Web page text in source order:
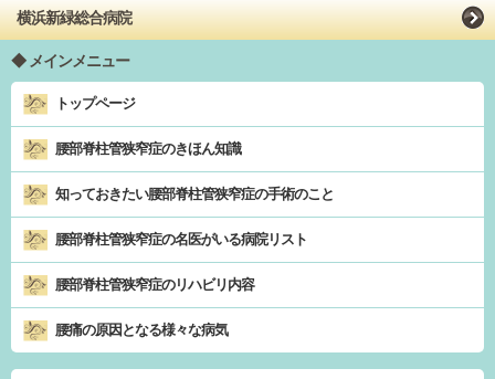
横浜新緑総合病院
メインメニュー
トップページ
腰部脊柱管狭窄症のきほん知識
知っておきたい腰部脊柱管狭窄症の手術のこと
腰部脊柱管狭窄症の名医がいる病院リスト
腰部脊柱管狭窄症のリハビリ内容
腰痛の原因となる様々な病気